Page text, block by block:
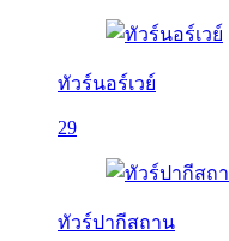
ทัวร์นอร์เวย์
29
ทัวร์ปากีสถาน